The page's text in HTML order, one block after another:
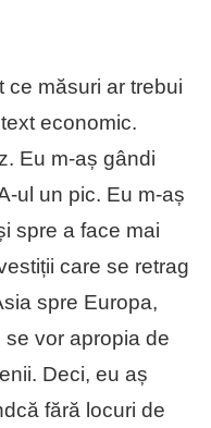
ce măsuri ar trebui
economic.
Eu m-aș gândi
ul un pic. Eu m-aș
spre a face mai
care se retrag
spre Europa,
vor apropia de
Deci, eu aș
fără locuri de